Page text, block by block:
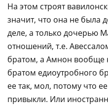
На этом строят
значит, что она не была
деле, а только дочерью
отношений, т.е.
братом, а Амнон
братом едиоутробного
ее так, мол, потому что
привыкли. Или